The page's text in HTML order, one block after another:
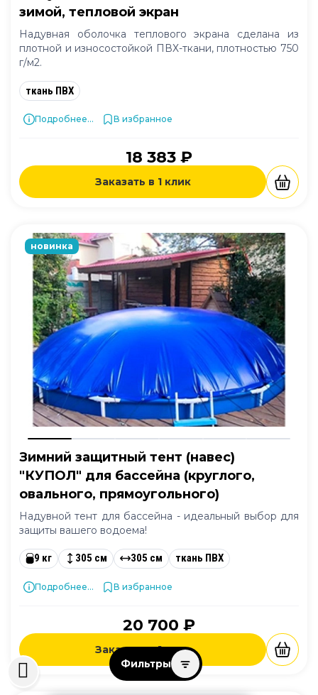
Фильтры
зимой, тепловой экран
Надувная оболочка теплового экрана сделана из
плотной и износостойкой ПВХ-ткани, плотностью 750
г/м2.
ткань ПВХ
Подробнее... В избранное
18 383 ₽
Заказать в 1 клик
новинка
Зимний защитный тент (навес)
"КУПОЛ" для бассейна (круглого,
овального, прямоугольного)
Надувной тент для бассейна - идеальный выбор для
защиты вашего водоема!
9 кг 305 см 305 см ткань ПВХ
Подробнее... В избранное
20 700 ₽
Заказать в 1 клик